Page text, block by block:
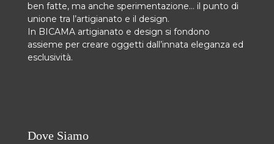
ben fatte, ma anche sperimentazione… il punto di
unione tra l’artigianato e il design.
In BICAMA artigianato e design si fondono
assieme per creare oggetti dall’innata eleganza ed
esclusività.
Dove Siamo